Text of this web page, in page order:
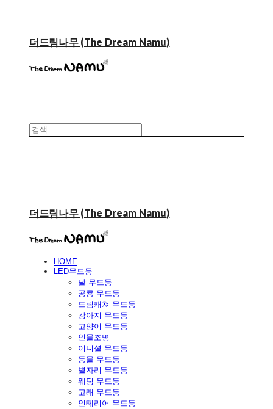
더드림나무 (The Dream Namu)
더드림나무 (The Dream Namu)
HOME
LED무드등
달 무드등
공룡 무드등
드림캐쳐 무드등
강아지 무드등
고양이 무드등
인물조명
이니셜 무드등
동물 무드등
별자리 무드등
웨딩 무드등
고래 무드등
인테리어 무드등